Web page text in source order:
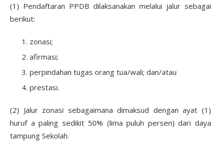
(1) Pendaftaran PPDB dilaksanakan melalui jalur sebagai
berikut:
zonasi;
afirmasi;
perpindahan tugas orang tua/wali; dan/atau
prestasi.
(2) Jalur zonasi sebagaimana dimaksud dengan ayat (1)
huruf a paling sedikit 50% (lima puluh persen) dari daya
tampung Sekolah.